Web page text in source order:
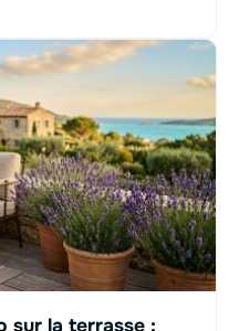
sur la terrasse :